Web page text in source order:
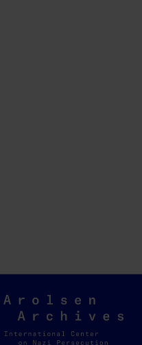
Arolsen
Archives